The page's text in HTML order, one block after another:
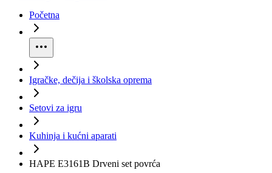
Početna
Igračke, dečija i školska oprema
Setovi za igru
Kuhinja i kućni aparati
HAPE E3161B Drveni set povrća